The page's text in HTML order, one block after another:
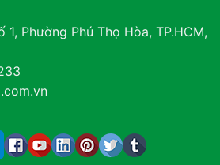
1, Phường Phú Thọ Hòa, TP.HCM,